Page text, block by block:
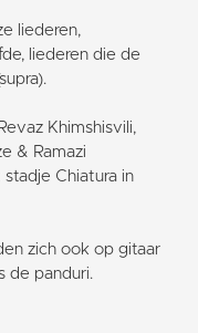
liederen,
liederen die de
Khimshisvili,
& Ramazi
stadje Chiatura in
zich ook op gitaar
de panduri.